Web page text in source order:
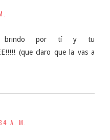
brindo por tí y tu
(que claro que la vas a
A. M.